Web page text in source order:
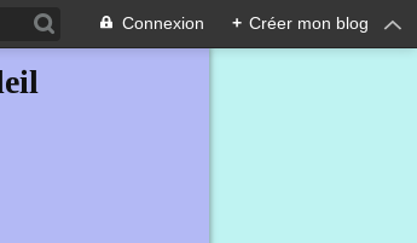
Connexion + Créer mon blog